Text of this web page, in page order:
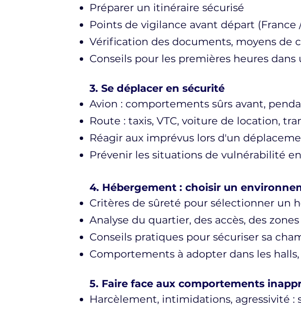
Préparer un itinéraire sécurisé
Points de vigilance avant départ
Vérification des documents, moyens de
Conseils pour les premières heures
3. Se déplacer en sécurité
Avion : comportements sûrs avant,
Route : taxis, VTC, voiture de location,
Réagir aux imprévus lors d'un
Prévenir les situations de vulnérabilité
4. Hébergement : choisir un
Critères de sûreté pour sélectionner un
Analyse du quartier, des accès, des
Conseils pratiques pour sécuriser sa
Comportements à adopter dans les
5. Faire face aux comportements
Harcèlement, intimidations, agressivité :